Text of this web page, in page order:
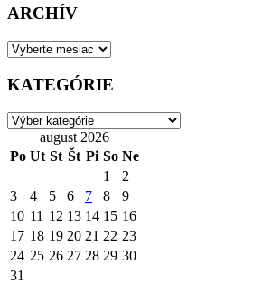
ARCHÍV
ARCHÍV
KATEGÓRIE
KATEGÓRIE
august 2026
Po Ut St Št Pi So Ne
1
2
3
4 5 6 7 8
9
10 11 12 13 14 15 16
17 18 19 20 21 22 23
24 25 26 27 28 29 30
31